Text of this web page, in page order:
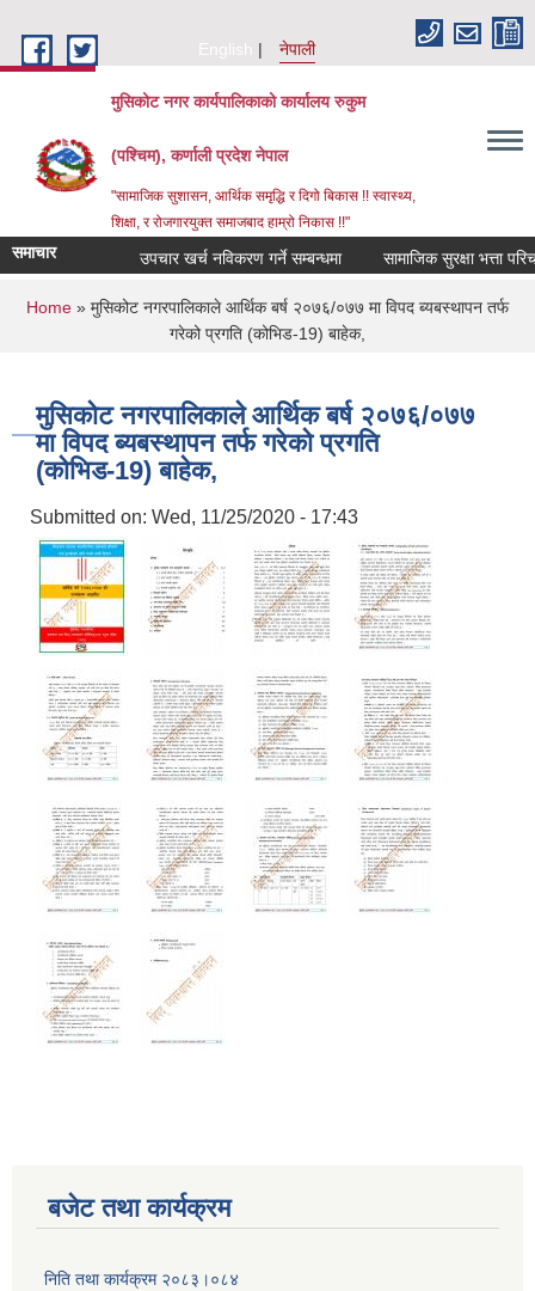
English
नेपाली
मुसिकोट नगर कार्यपालिकाको कार्यालय रुकुम
(पश्चिम), कर्णाली प्रदेश नेपाल
"सामाजिक सुशासन, आर्थिक समृद्धि र दिगो बिकास !! स्वास्थ्य,
शिक्षा, र रोजगारयुक्त समाजबाद हाम्रो निकास !!"
समाचार उपचार खर्च नविकरण गर्ने सम्बन्धमा
You are here
Home » मुसिकोट नगरपालिकाले आर्थिक बर्ष २०७६/०७७ मा विपद ब्यबस्थापन तर्फ
गरेको प्रगति (कोभिड-19) बाहेक,
मुसिकोट नगरपालिकाले आर्थिक बर्ष २०७६/०७७
मा विपद ब्यबस्थापन तर्फ गरेको प्रगति
(कोभिड-19) बाहेक,
Submitted on: Wed, 11/25/2020 - 17:43
बजेट तथा कार्यक्रम
निति तथा कार्यक्रम २०८३।०८४